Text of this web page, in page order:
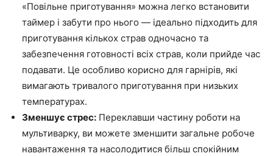
«Повільне приготування» можна легко встановити
таймер і забути про нього — ідеально підходить для
приготування кількох страв одночасно та
забезпечення готовності всіх страв, коли прийде час
подавати. Це особливо корисно для гарнірів, які
вимагають тривалого приготування при низьких
температурах.
Зменшує стрес: Переклавши частину роботи на
мультиварку, ви можете зменшити загальне робоче
навантаження та насолодитися більш спокійним